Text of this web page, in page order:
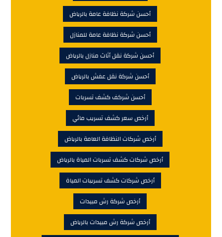
أحسن شركة نظافة عامة بالرياض
أحسن شركة نظافة عامة للمنازل
أحسن شركة نقل أثاث منازل بالرياض
أحسن شركة نقل عفش بالرياض
أحسن شركف كشف تسربات
أرخص سعر كشف تسريب مائي
أرخص شركات النظافة العامة بالرياض
أرخص شركات كشف تسربات المياة بالرياض
أرخص شركات كشف تسريبات المياة
أرخص شركة رش مبيدات
أرخص شركة رش مبيدات بالرياض